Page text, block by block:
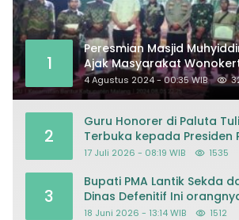
1
Peresmian Masjid
Ajak Masyarakat
Masjid
4 Agustus 2024 - 00:35 WIB
2
Guru Honorer di Paluta
Terbuka kepada Presiden
Mohon Keadilan atas
17 Juli 2026 - 08:19 WIB 1535
3
Bupati PMA Lantik Sekda
Dinas Defenitif Ini
18 Juni 2026 - 13:14 WIB 1512